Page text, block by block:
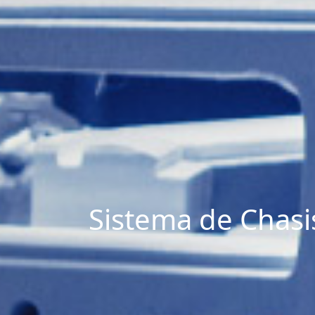
Sistema de